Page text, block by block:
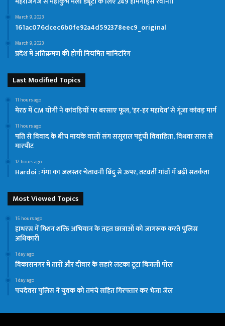
March 9, 2023
161ac076dcec6b0fe92a4d592378eec9_original
March 9, 2023
प्रदेश में अतिक्रमण की होगी नियमित मानिटरिंग
Last Modified Topics
11 hours ago
मेरठ में CM योगी ने कांवड़ियों पर बरसाए फूल, ‘हर-हर महादेव’ से गूंजा कांवड़ मार्ग
11 hours ago
पति से विवाद के बीच मायके वालों संग ससुराल पहुंची विवाहिता, विधवा सास से
मारपीट
12 hours ago
Hardoi : गंगा का जलस्तर चेतावनी बिंदु से ऊपर, तटवर्ती गांवों में बढ़ी सतर्कता
Most Viewed Topics
15 hours ago
हाथरस में मिशन शक्ति अभियान के तहत छात्राओं को जागरूक करते पुलिस
अधिकारी
1 day ago
विकासनगर में तारों और दीवार के सहारे लटका टूटा बिजली पोल
1 day ago
पचदेवरा पुलिस ने युवक को तमंचे सहित गिरफ्तार कर भेजा जेल